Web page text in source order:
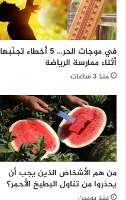
في موجات الحر… 5 أخطاء تجنّبها
أثناء ممارسة الرياضة
منذ 3 ساعات
من هم الأشخاص الذين يجب أن
يحذروا من تناول البطيخ الأحمر؟